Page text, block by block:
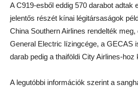
A C919-esből eddig 570 darabot adtak
jelentős részét kínai légitársaságok
China Southern Airlines rendelték
General Electric lízingcége, a GECAS
darab pedig a thaiföldi City Airlines-hoz
A legutóbbi információk szerint a